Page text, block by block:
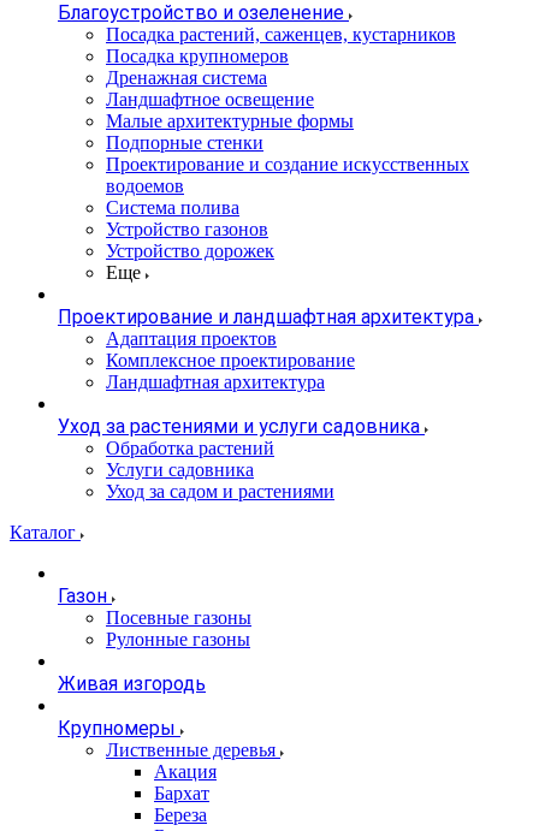
Благоустройство и озеленение
Посадка растений, саженцев, кустарников
Посадка крупномеров
Дренажная система
Ландшафтное освещение
Малые архитектурные формы
Подпорные стенки
Проектирование и создание искусственных
водоемов
Система полива
Устройство газонов
Устройство дорожек
Еще
Проектирование и ландшафтная архитектура
Адаптация проектов
Комплексное проектирование
Ландшафтная архитектура
Уход за растениями и услуги садовника
Обработка растений
Услуги садовника
Уход за садом и растениями
Каталог
Газон
Посевные газоны
Рулонные газоны
Живая изгородь
Крупномеры
Лиственные деревья
Акация
Бархат
Береза